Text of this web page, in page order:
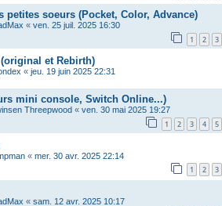
petites soeurs (Pocket, Color, Advance)
« ven. 25 juil. 2025 16:30
1 2 3
et Rebirth)
« jeu. 19 juin 2025 22:31
mini console, Switch Online...)
Threepwood « ven. 30 mai 2025 19:27
1 2 3 4 5
« mer. 30 avr. 2025 22:14
1 2 3
« sam. 12 avr. 2025 10:17